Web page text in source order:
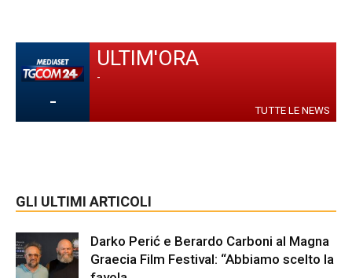
-
ULTIM'ORA
-
TUTTE LE NEWS
GLI ULTIMI ARTICOLI
Darko Perić e Berardo Carboni al Magna
Graecia Film Festival: “Abbiamo scelto la